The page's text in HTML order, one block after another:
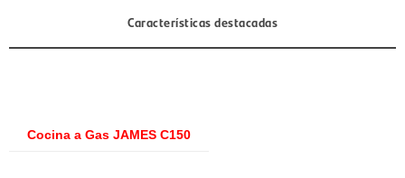
Características destacadas
Cocina a Gas JAMES C150